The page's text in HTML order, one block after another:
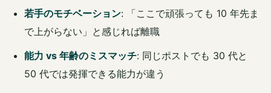
若手のモチベーション: 「ここで頑張っても 10 年先ま
で上がらない」と感じれば離職
能力 vs 年齢のミスマッチ: 同じポストでも 30 代と
50 代では発揮できる能力が違う